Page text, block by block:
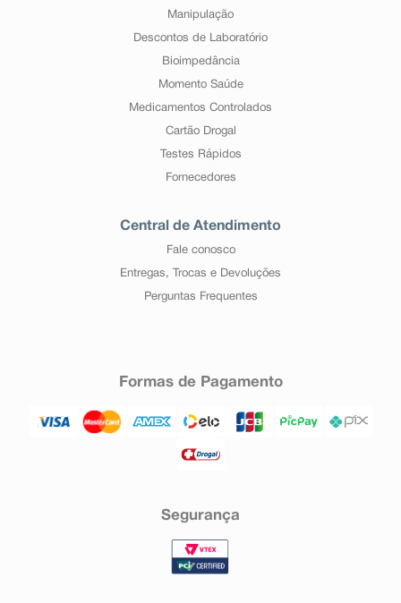
Manipulação
Descontos de Laboratório
Bioimpedância
Momento Saúde
Medicamentos Controlados
Cartão Drogal
Testes Rápidos
Fornecedores
Central de Atendimento
Fale conosco
Entregas, Trocas e Devoluções
Perguntas Frequentes
Formas de Pagamento
Segurança